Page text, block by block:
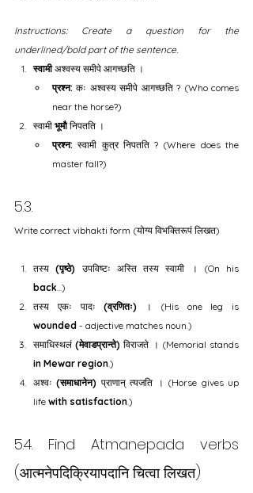
Instructions: Create a question for the
underlined/bold part of the sentence.
स्वामी अश्वस्य समीपे आगच्छति ।
प्रश्न: कः अश्वस्य समीपे आगच्छति ? (Who comes
near the horse?)
स्वामी भूमौ निपतति ।
प्रश्न: स्वामी कुत्र निपतति ? (Where does the
master fall?)
5.3.
Write correct vibhakti form (योग्य विभक्तिरूपं लिखत)
तस्य (पृष्ठे)
back...)
तस्य एकः पादः (व्रणितः)
wounded - adjective matches noun.)
समाधिस्थलं (मेवाडप्रान्ते)
in Mewar region.)
अश्वः (समाधानेन) प्राणान् त्यजति । (Horse gives up
life with satisfaction.)
5.4. Find Atmanepada verbs
(आत्मनेपदिक्रियापदानि चित्वा लिखत)